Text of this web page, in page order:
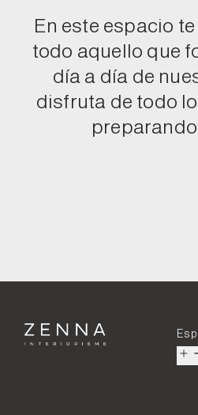
En este espacio
todo aquello que
día a día de
disfruta de todo